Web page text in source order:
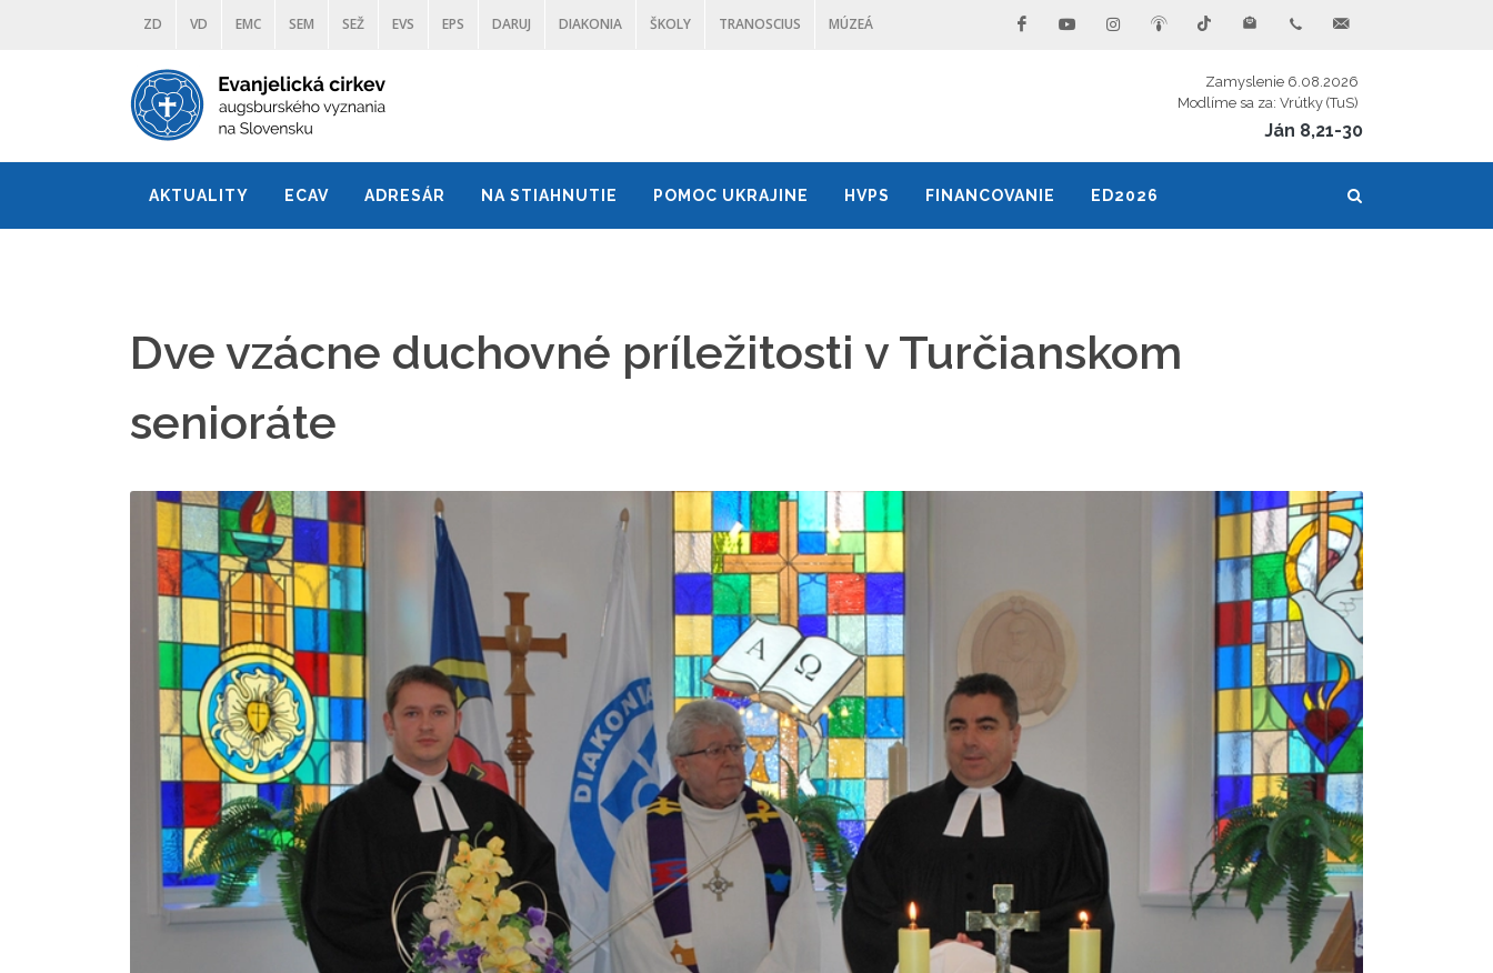
ZD VD EMC SEM SEŽ EVS EPS DARUJ DIAKONIA ŠKOLY TRANOSCIUS MÚZEÁ
Zamyslenie 6.08.2026
Modlíme sa za: Vrútky (TuS)
Ján 8,21-30
AKTUALITY ECAV ADRESÁR NA STIAHNUTIE POMOC UKRAJINE HVPS FINANCOVANIE ED2026
Dve vzácne duchovné príležitosti v Turčianskom
senioráte